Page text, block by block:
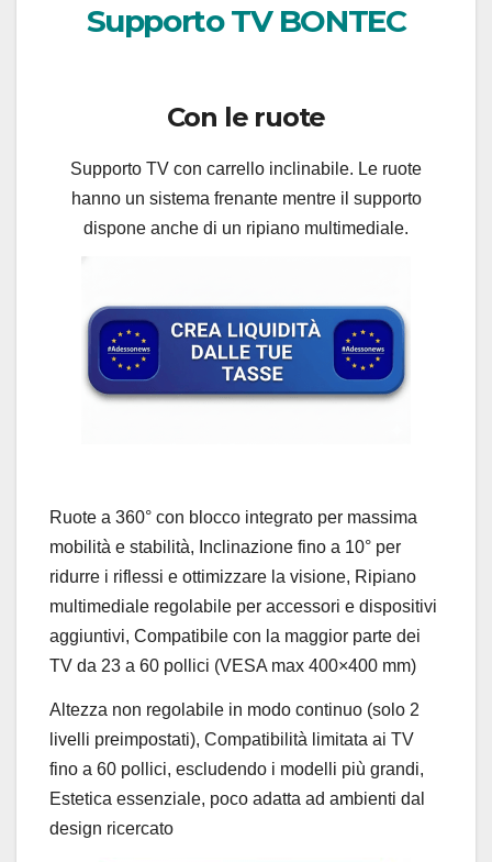
Supporto TV BONTEC
Con le ruote
Supporto TV con carrello inclinabile. Le ruote
hanno un sistema frenante mentre il supporto
dispone anche di un ripiano multimediale.
Ruote a 360° con blocco integrato per massima
mobilità e stabilità, Inclinazione fino a 10° per
ridurre i riflessi e ottimizzare la visione, Ripiano
multimediale regolabile per accessori e dispositivi
aggiuntivi, Compatibile con la maggior parte dei
TV da 23 a 60 pollici (VESA max 400×400 mm)
Altezza non regolabile in modo continuo (solo 2
livelli preimpostati), Compatibilità limitata ai TV
fino a 60 pollici, escludendo i modelli più grandi,
Estetica essenziale, poco adatta ad ambienti dal
design ricercato